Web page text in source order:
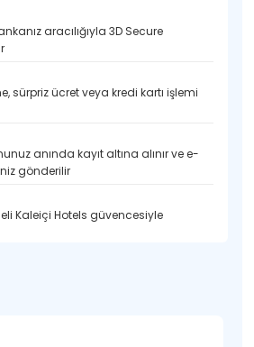
aracılığıyla 3D Secure
sürpriz ücret veya kredi kartı işlemi
anında kayıt altına alınır ve e-
gönderilir
Kaleiçi Hotels güvencesiyle